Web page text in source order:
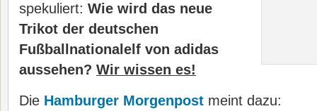
spekuliert: Wie wird das neue
Trikot der deutschen
Fußballnationalelf von adidas
aussehen? Wir wissen es!
Die Hamburger Morgenpost meint dazu: